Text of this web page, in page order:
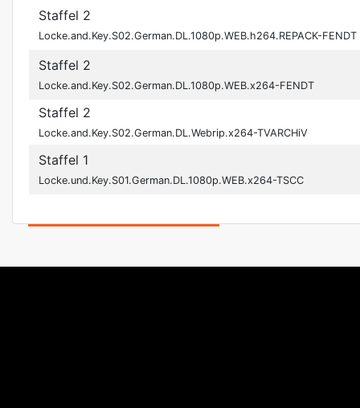
Staffel 2
Locke.and.Key.S02.German.DL.1080p.WEB.h264.REPACK-FENDT
Staffel 2
Locke.and.Key.S02.German.DL.1080p.WEB.x264-FENDT
Staffel 2
Locke.and.Key.S02.German.DL.Webrip.x264-TVARCHiV
Staffel 1
Locke.und.Key.S01.German.DL.1080p.WEB.x264-TSCC